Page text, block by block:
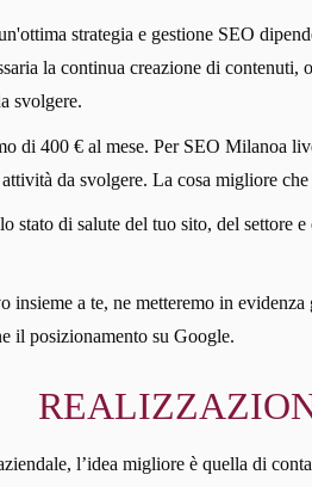
strategia e gestione SEO
la continua creazione di
svolgere.
di 400 € al mese. Per SEO Milanoa
da svolgere. La cosa migliore
stato di salute del tuo sito, del settore
insieme a te, ne metteremo in
il posizionamento su Google.
l’idea migliore è quella di